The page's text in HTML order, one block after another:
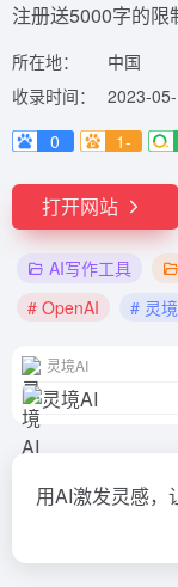
注册送5000字的限
所在地：
中国
收录时间：
2023-
0
1-
打开网站
AI写作工具
# OpenAI
# 灵
灵境AI
用AI激发灵感